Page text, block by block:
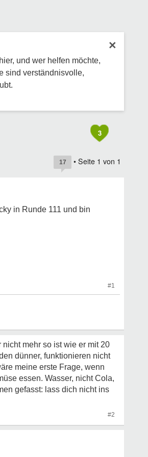
×
und wer helfen möchte,
sind verständnisvolle,
3
17 • Seite 1 von 1
in Runde 111 und bin
#1
mehr so ist wie er mit 20
dünner, funktionieren nicht
meine erste Frage, wenn
essen. Wasser, nicht Cola,
gefasst: lass dich nicht ins
#2